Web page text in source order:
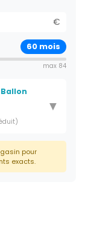
€
60 mois
max 84
▼
59 mois
8 960 €
pour
exacts.